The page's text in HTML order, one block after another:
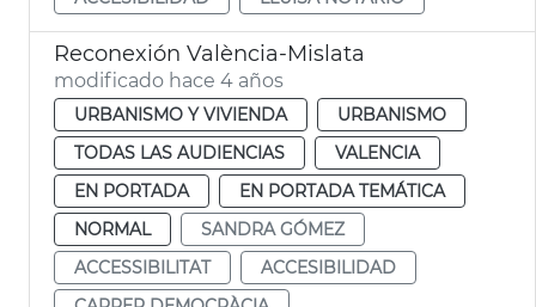
Reconexión València-Mislata
modificado hace 4 años
URBANISMO Y VIVIENDA
URBANISMO
TODAS LAS AUDIENCIAS
VALENCIA
EN PORTADA
EN PORTADA TEMÁTICA
NORMAL
SANDRA GÓMEZ
ACCESSIBILITAT
ACCESIBILIDAD